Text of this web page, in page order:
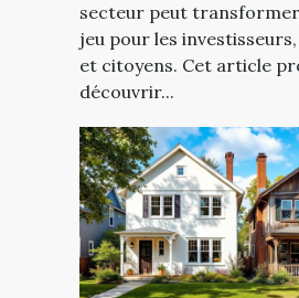
secteur peut
jeu pour les
et citoyens. Cet article
découvrir...